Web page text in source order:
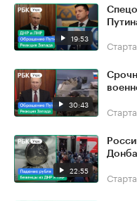
19:53
30:43
22:55